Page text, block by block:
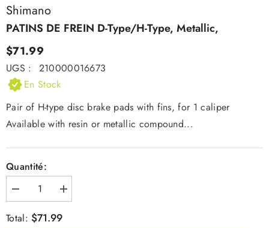
Shimano
PATINS DE FREIN D-Type/H-Type, Metallic,
$71.99
UGS :
210000016673
En Stock
Pair of H-type disc brake pads with fins, for 1 caliper
Available with resin or metallic compound...
Quantité:
Diminuer
la
quantité
pour
Augmenter
la
Total: $71.99